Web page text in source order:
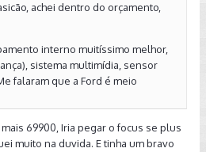
achei dentro do orçamento,
interno muitíssimo melhor,
sistema multimídia, sensor
falaram que a Ford é meio
e especialmente a
moro me falaram que é
não há outras nas cidades
todos trazem os carros pra oficina
69900, Iria pegar o focus se plus
muito na duvida. E tinha um bravo